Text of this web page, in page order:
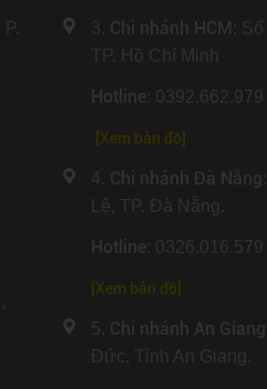
3. Chi nhánh HCM :
TP. Hồ Chí Minh
Hotline: 0392.662.979
[Xem bản đồ]
4. Chi nhánh Đà Nẵng
Lệ, TP. Đà Nẵng.
Hotline: 0326.016.579
Xem bản đồ
5. Chi nhánh An Giang
Đức, Tỉnh An Giang.